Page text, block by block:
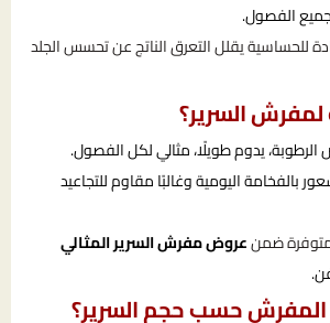
الفصول.
للحساسية يقلل التعرق الناتج عن تحسس الجلد
السرير؟
الرطوبة، يدوم طويلًا، مثالي لكل الفصول.
بالفخامة اليومية وغالبًا مقاوم للتجاعيد
ضمنعروض مفرش السرير المثالي
المفرش حسب حجم السرير؟